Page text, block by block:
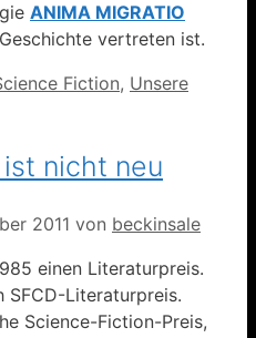
ANIMA MIGRATIO
vertreten ist.
Fiction, Unsere
ist nicht neu
2011 von beckinsale
einen Literaturpreis.
SFCD-Literaturpreis.
Science-Fiction-Preis,